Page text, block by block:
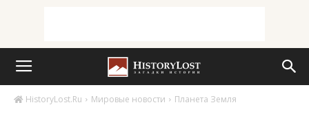
HistoryLost.Ru Мировые новости Планета Земля